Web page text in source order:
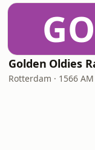
GO
Golden Oldies
Rotterdam · 1566 AM